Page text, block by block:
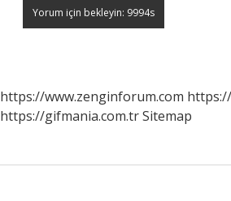
https://www.zenginforum.com
https://gifmania.com.trSitemap